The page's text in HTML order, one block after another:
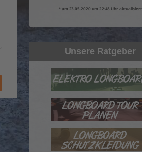
* am 23.05.2020 um 22:48 Uhr aktualisiert
Unsere Ratgeber